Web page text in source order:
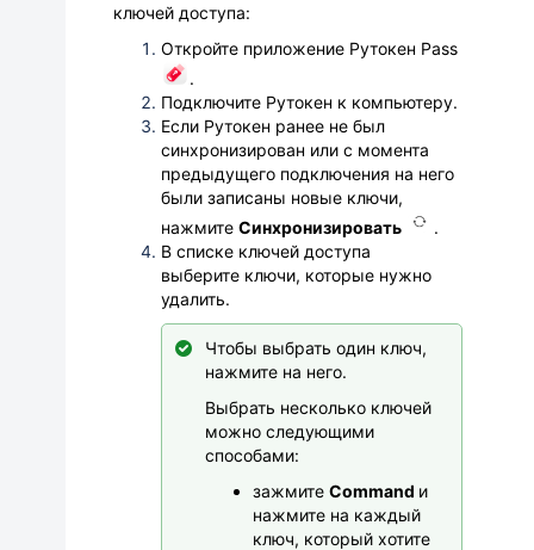
ключей доступа:
Откройте приложение Рутокен Pass
.
Подключите Рутокен к компьютеру.
Если Рутокен ранее не был
синхронизирован или с момента
предыдущего подключения на него
были записаны новые ключи,
нажмите Синхронизировать
.
В списке ключей доступа
выберите ключи, которые нужно
удалить.
Чтобы выбрать один ключ,
нажмите на него.
Выбрать несколько ключей
можно следующими
способами:
зажмите Command и
нажмите на каждый
ключ, который хотите